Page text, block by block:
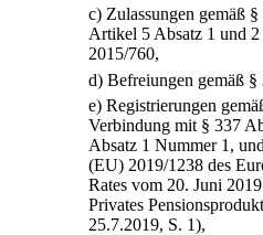
c) Zulassungen gemäß
Artikel 5 Absatz 1 und
2015/760,
d) Befreiungen gemäß §
e) Registrierungen
Verbindung mit § 337
Absatz 1 Nummer 1,
(EU) 2019/1238 des
Rates vom 20. Juni
Privates
25.7.2019, S. 1),